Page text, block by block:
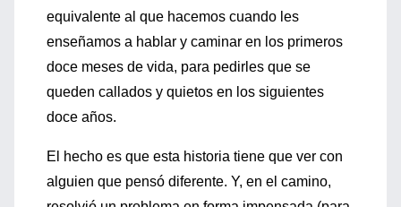
equivalente al que hacemos cuando les
enseñamos a hablar y caminar en los primeros
doce meses de vida, para pedirles que se
queden callados y quietos en los siguientes
doce años.
El hecho es que esta historia tiene que ver con
alguien que pensó diferente. Y, en el camino,